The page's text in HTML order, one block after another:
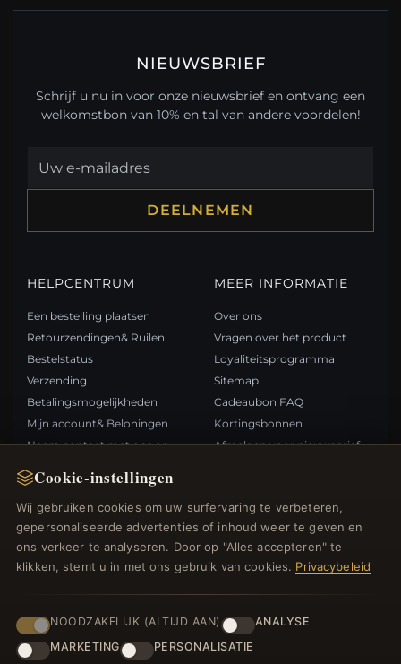
Cookie-instellingen
Wij gebruiken cookies om uw surfervaring te verbeteren,
gepersonaliseerde advertenties of inhoud weer te geven en
ons verkeer te analyseren. Door op "Alles accepteren" te
klikken, stemt u in met ons gebruik van cookies. Privacybeleid
NOODZAKELIJK (ALTIJD AAN)
ANALYSE
MARKETING
PERSONALISATIE
NIEUWSBRIEF
Schrijf u nu in voor onze nieuwsbrief en ontvang een
welkomstbon van 10% en tal van andere voordelen!
DEELNEMEN
HELPCENTRUM
Een bestelling plaatsen
Retourzendingen& Ruilen
Bestelstatus
Verzending
Betalingsmogelijkheden
Mijn account& Beloningen
Neem contact met ons op
MEER INFORMATIE
Over ons
Vragen over het product
Loyaliteitsprogramma
Sitemap
Cadeaubon FAQ
Kortingsbonnen
Afmelden voor nieuwsbrief
Nieuwe producten
Specials
Blog
Inloggen
BETAALMETHODEN